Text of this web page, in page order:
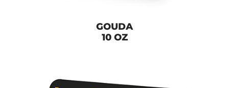
GOUDA
10 OZ